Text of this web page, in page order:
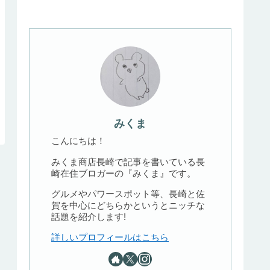
みくま
こんにちは！
みくま商店長崎で記事を書いている長
崎在住ブロガーの『みくま』です。
グルメやパワースポット等、長崎と佐
賀を中心にどちらかというとニッチな
話題を紹介します!
詳しいプロフィールはこちら